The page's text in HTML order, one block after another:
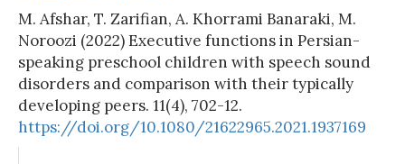
M. Afshar, T. Zarifian, A. Khorrami Banaraki, M.
Noroozi (2022) Executive functions in Persian-
speaking preschool children with speech sound
disorders and comparison with their typically
developing peers. 11(4), 702-12.
https://doi.org/10.1080/21622965.2021.1937169